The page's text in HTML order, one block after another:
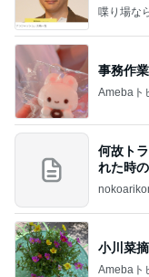
喋り場な
事務作
Amebaト
何故ト
れた時
小川菜
Amebaト